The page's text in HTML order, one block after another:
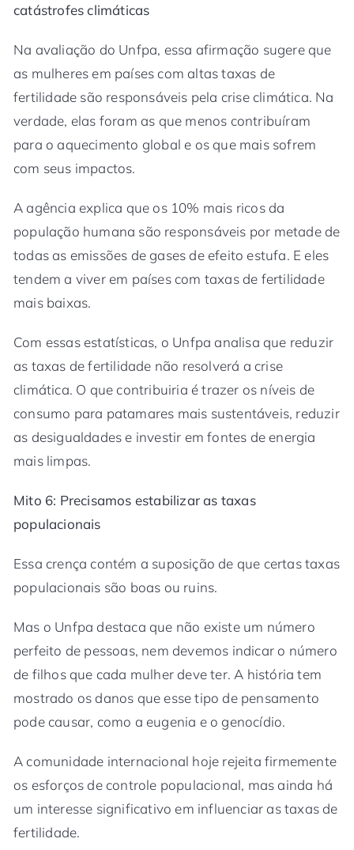
catástrofes climáticas
Na avaliação do Unfpa, essa afirmação sugere que
as mulheres em países com altas taxas de
fertilidade são responsáveis pela crise climática. Na
verdade, elas foram as que menos contribuíram
para o aquecimento global e os que mais sofrem
com seus impactos.
A agência explica que os 10% mais ricos da
população humana são responsáveis por metade de
todas as emissões de gases de efeito estufa. E eles
tendem a viver em países com taxas de fertilidade
mais baixas.
Com essas estatísticas, o Unfpa analisa que reduzir
as taxas de fertilidade não resolverá a crise
climática. O que contribuiria é trazer os níveis de
consumo para patamares mais sustentáveis, reduzir
as desigualdades e investir em fontes de energia
mais limpas.
Mito 6: Precisamos estabilizar as taxas
populacionais
Essa crença contém a suposição de que certas taxas
populacionais são boas ou ruins.
Mas o Unfpa destaca que não existe um número
perfeito de pessoas, nem devemos indicar o número
de filhos que cada mulher deve ter. A história tem
mostrado os danos que esse tipo de pensamento
pode causar, como a eugenia e o genocídio.
A comunidade internacional hoje rejeita firmemente
os esforços de controle populacional, mas ainda há
um interesse significativo em influenciar as taxas de
fertilidade.